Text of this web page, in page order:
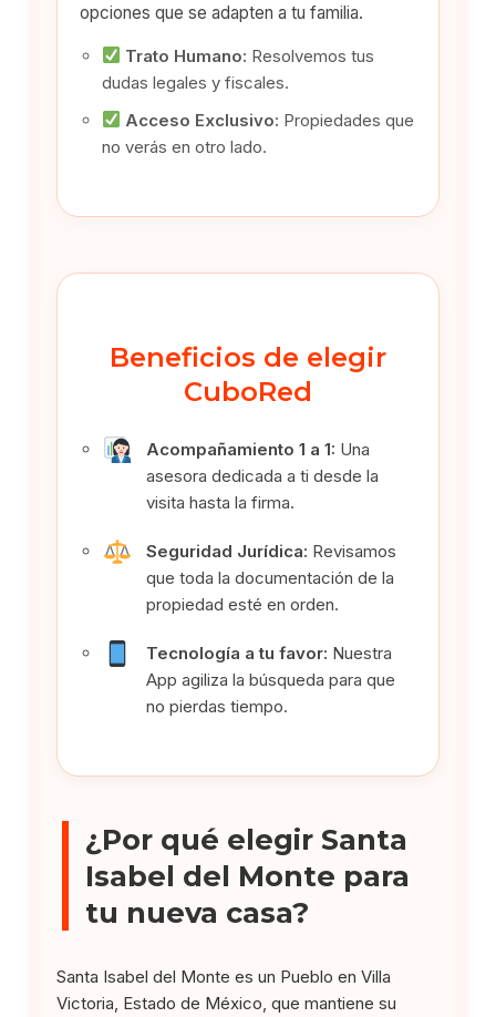
opciones que se adapten a tu familia.
Trato Humano: Resolvemos tus
dudas legales y fiscales.
Acceso Exclusivo: Propiedades que
no verás en otro lado.
Beneficios de elegir
CuboRed
Acompañamiento 1 a 1: Una
asesora dedicada a ti desde la
visita hasta la firma.
Seguridad Jurídica: Revisamos
que toda la documentación de la
propiedad esté en orden.
Tecnología a tu favor: Nuestra
App agiliza la búsqueda para que
no pierdas tiempo.
¿Por qué elegir Santa
Isabel del Monte para
tu nueva casa?
Santa Isabel del Monte es un Pueblo en Villa
Victoria, Estado de México, que mantiene su